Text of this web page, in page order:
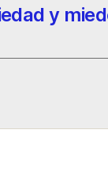
y